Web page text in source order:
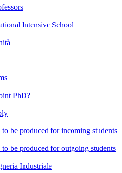
Intensive School
PhD?
to be produced for incoming students
to be produced for outgoing students
Industriale